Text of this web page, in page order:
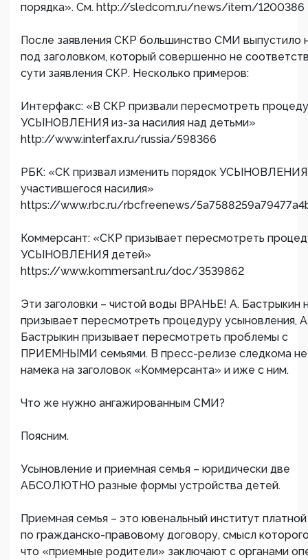
порядка». См. http://sledcom.ru/news/item/1200386
После заявления СКР большинство СМИ выпустило
под заголовком, который совершенно не
сути заявления СКР. Несколько примеров:
Интерфакс: «В СКР призвали пересмотреть
УСЫНОВЛЕНИЯ из-за насилия над детьми»
http://www.interfax.ru/russia/598366
РБК: «СК призвал изменить порядок УСЫНОВЛЕНИЯ
участившегося насилия»
https://www.rbc.ru/rbcfreenews/
Коммерсант: «СКР призывает пересмотреть
УСЫНОВЛЕНИЯ детей»
https://www.kommersant.ru/doc/3539862
Эти заголовки – чистой воды ВРАНЬЕ! А. Бастрыкин
призывает пересмотреть процедуру усыновления,
Бастрыкин призывает пересмотреть проблемы с
ПРИЕМНЫМИ семьями. В пресс-релизе следкома
намека на заголовок «Коммерсанта» и иже с ним.
Что же нужно ангажированным СМИ?
Поясним.
Усыновление и приемная семья – юридически две
АБСОЛЮТНО разные формы устройства детей.
Приемная семья – это ювенальный институт
по гражданско-правовому договору, смысл
что «приемные родители» заключают с органами